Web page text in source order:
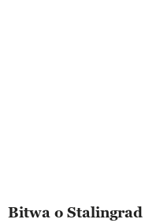
Bitwa o Stalingrad